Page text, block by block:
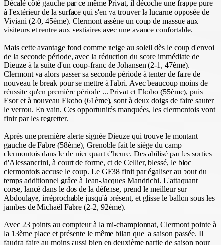
Décalé côté gauche par ce même Privat, il décoche une frappe pure
à l'extérieur de la surface qui s'en va trouver la lucarne opposée de
Viviani (2-0, 45ème). Clermont assène un coup de massue aux
visiteurs et rentre aux vestiaires avec une avance confortable.
Mais cette avantage fond comme neige au soleil dès le coup d'envoi
de la seconde période, avec la réduction du score immédiate de
Dieuze à la suite d'un coup-franc de Johansen (2-1, 47ème).
Clermont va alors passer sa seconde période à tenter de faire de
nouveau le break pour se mettre à l'abri. Avec beaucoup moins de
réussite qu'en première période ... Privat et Ekobo (55ème), puis
Esor et à nouveau Ekobo (61ème), sont à deux doigs de faire sauter
le verrou. En vain. Ces opportunités manquées, les clermontois vont
finir par les regretter.
Après une première alerte signée Dieuze qui trouve le montant
gauche de Fabre (58ème), Grenoble fait le siège du camp
clermontois dans le dernier quart d'heure. Destabilisé par les sorties
d'Alessandrini, à court de forme, et de Cellier, blessé, le bloc
clermontois accuse le coup. Le GF38 finit par égaliser au bout du
temps additionnel grâce à Jean-Jacques Mandrichi. L'attaquant
corse, lancé dans le dos de la défense, prend le meilleur sur
Abdoulaye, irréprochable jusqu'à présent, et glisse le ballon sous les
jambes de Michaël Fabre (2-2, 92ème).
Avec 23 points au compteur à la mi-championnat, Clermont pointe à
la 13ème place et présente le même bilan que la saison passée. Il
faudra faire au moins aussi bien en deuxième partie de saison pour